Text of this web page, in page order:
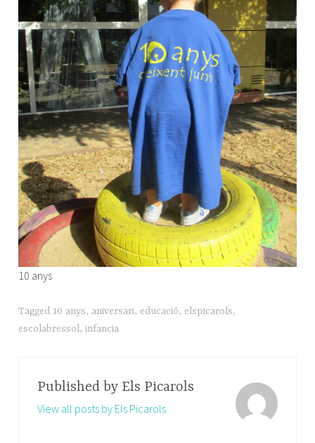
10 anys
Tagged 10 anys, aniversari, educació, elspicarols,
escolabressol,infancia
Published by Els Picarols
View all posts by Els Picarols